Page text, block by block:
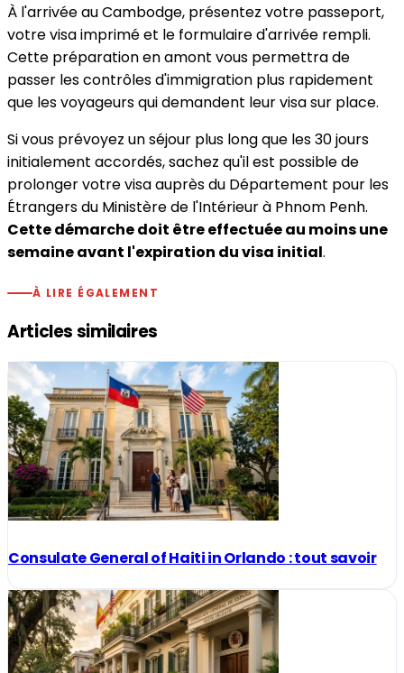
À l'arrivée au Cambodge, présentez votre passeport,
votre visa imprimé et le formulaire d'arrivée rempli.
Cette préparation en amont vous permettra de
passer les contrôles d'immigration plus rapidement
que les voyageurs qui demandent leur visa sur place.
Si vous prévoyez un séjour plus long que les 30 jours
initialement accordés, sachez qu'il est possible de
prolonger votre visa auprès du Département pour les
Étrangers du Ministère de l'Intérieur à Phnom Penh.
Cette démarche doit être effectuée au moins une
semaine avant l'expiration du visa initial.
À LIRE ÉGALEMENT
Articles similaires
Consulate General of Haiti in Orlando : tout savoir